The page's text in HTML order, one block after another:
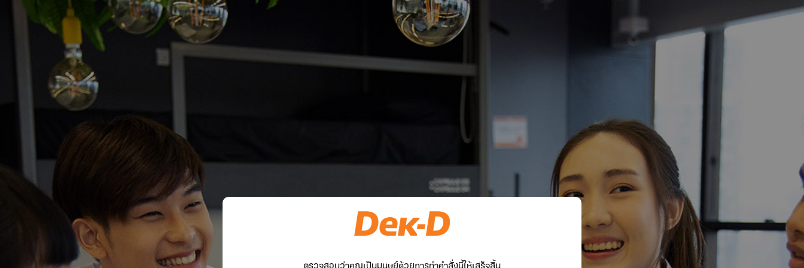
ตรวจสอบว่าคุณเป็นมนุษย์ด้วยการทำคำสั่งนี้ให้เสร็จสิ้น